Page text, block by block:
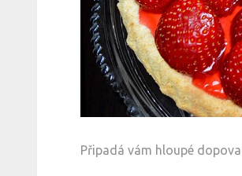
Připadá vám hloupé